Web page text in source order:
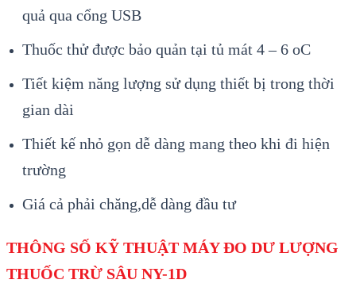
quả qua cổng USB
Thuốc thử được bảo quản tại tủ mát 4 – 6 oC
Tiết kiệm năng lượng sử dụng thiết bị trong thời
gian dài
Thiết kế nhỏ gọn dễ dàng mang theo khi đi hiện
trường
Giá cả phải chăng,dễ dàng đầu tư
THÔNG SỐ KỸ THUẬT MÁY ĐO DƯ LƯỢNG
THUỐC TRỪ SÂU NY-1D